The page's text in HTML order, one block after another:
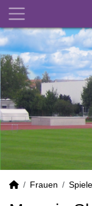
Frauen